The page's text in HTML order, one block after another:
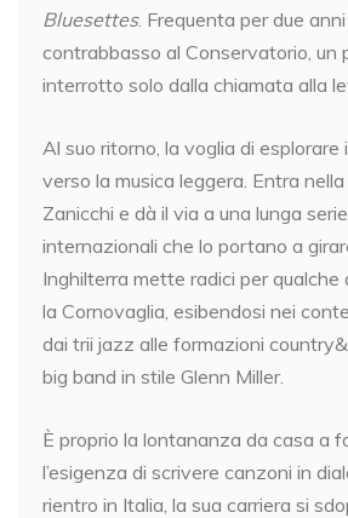
Bluesettes. Frequenta per due
contrabbasso al Conservatorio, un
interrotto solo dalla chiamata alla
Al suo ritorno, la voglia di esplorare
verso la musica leggera. Entra
Zanicchi e dà il via a una lunga
internazionali che lo portano a
Inghilterra mette radici per qualche
la Cornovaglia, esibendosi nei
dai trii jazz alle formazioni
big band in stile Glenn Miller.
È proprio la lontananza da casa a
l’esigenza di scrivere canzoni in
rientro in Italia, la sua carriera si